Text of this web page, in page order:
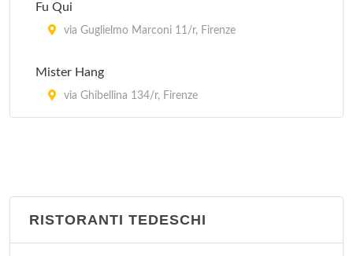
Fu Qui
via Guglielmo Marconi 11/r, Firenze
Mister Hang
via Ghibellina 134/r, Firenze
RISTORANTI TEDESCHI